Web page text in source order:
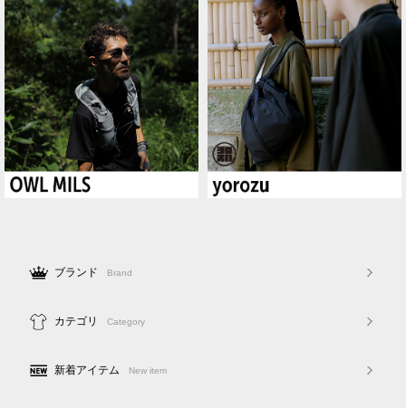
ブランド Brand
カテゴリ Category
新着アイテム New item